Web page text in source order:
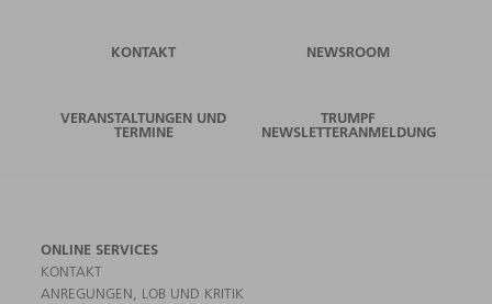
KONTAKT NEWSROOM
VERANSTALTUNGEN UND
TERMINE
TRUMPF
NEWSLETTERANMELDUNG
ONLINE SERVICES
KONTAKT
ANREGUNGEN, LOB UND KRITIK